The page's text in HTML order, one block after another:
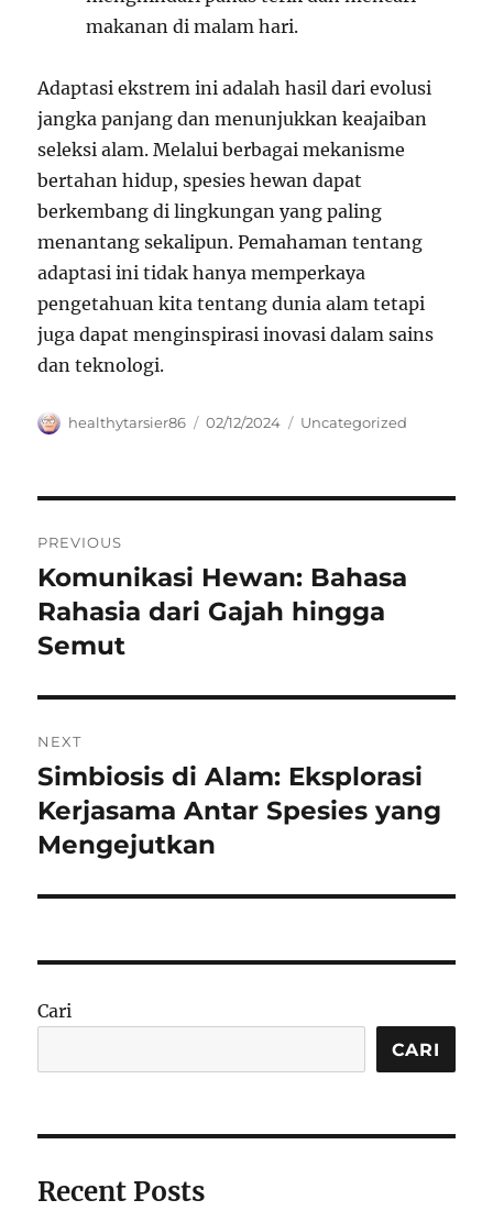
makanan di malam hari.
Adaptasi ekstrem ini adalah hasil dari evolusi
jangka panjang dan menunjukkan keajaiban
seleksi alam. Melalui berbagai mekanisme
bertahan hidup, spesies hewan dapat
berkembang di lingkungan yang paling
menantang sekalipun. Pemahaman tentang
adaptasi ini tidak hanya memperkaya
pengetahuan kita tentang dunia alam tetapi
juga dapat menginspirasi inovasi dalam sains
dan teknologi.
Author
healthytarsier86
Posted
02/12/2024 Categories
Uncategorized
pos
PREVIOUS
Previous
post:
Komunikasi Hewan: Bahasa
Rahasia dari Gajah hingga
Semut
NEXT
Next
post:
Simbiosis di Alam: Eksplorasi
Kerjasama Antar Spesies yang
Mengejutkan
Cari
CARI
Recent Posts